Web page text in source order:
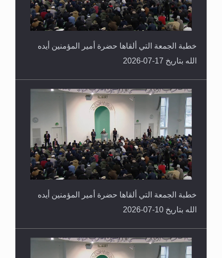
خطبة الجمعة التي ألقاها حضرة أمير المؤمنين أيده
الله بتاريخ 17-07-2026
خطبة الجمعة التي ألقاها حضرة أمير المؤمنين أيده
الله بتاريخ 10-07-2026